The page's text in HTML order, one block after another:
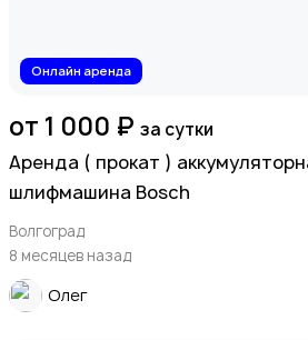
Онлайн аренда
от 1 000 ₽ за сутки
Аренда ( прокат )
шлифмашина Bosch
Волгоград
8 месяцев назад
Олег